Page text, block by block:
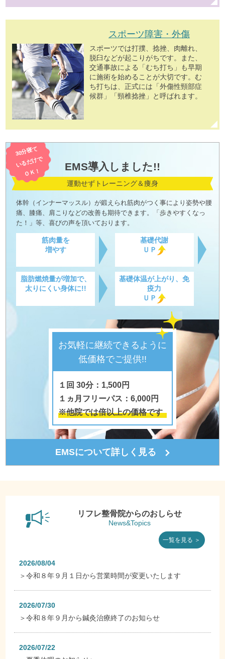
スポーツ障害・外傷
スポーツでは打撲、捻挫、肉離れ、
脱臼などが起こりがちです。また、
交通事故による「むち打ち」も早期
に施術を始めることが大切です。む
ち打ちは、正式には「外傷性頸部症
候群」「頸椎捻挫」と呼ばれます。
30分寝て
いるだけで
ＯＫ！
EMS導入しました!!
運動せずトレーニング＆痩身
体幹（インナーマッスル）が鍛えられ筋肉がつく事により姿勢や腰
痛、膝痛、肩こりなどの改善も期待できます。「歩きやすくなっ
た！」等、喜びの声を頂いております。
筋肉量を
増やす
基礎代謝
ＵＰ
脂肪燃焼量が増加で、
太りにくい身体に!!
基礎体温が上がり、免
疫力
ＵＰ
お気軽に継続できるように
低価格でご提供!!
１回 30分：1,500円
１ヵ月フリーパス：6,000円
※他院では倍以上の価格です
EMSについて詳しく見る
リフレ整骨院からのおしらせ
News&Topics
一覧を見る ＞
2026/08/04
＞令和８年９月１日から営業時間が変更いたします
2026/07/30
＞令和８年９月から鍼灸治療終了のお知らせ
2026/07/22